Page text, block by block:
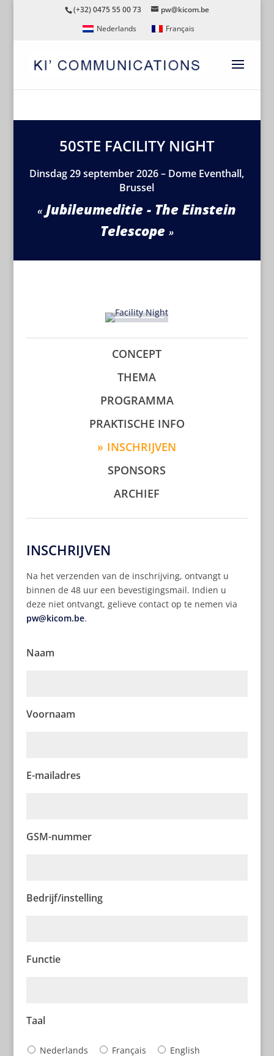
(+32) 0475 55 00 73
pw@kicom.be
Nederlands
Français
50STE FACILITY NIGHT
Dinsdag 29 september 2026 – Dome Eventhall,
Brussel
Jubileumeditie - The Einstein
Telescope
CONCEPT
THEMA
PROGRAMMA
PRAKTISCHE INFO
INSCHRIJVEN
SPONSORS
ARCHIEF
INSCHRIJVEN
Na het verzenden van de inschrijving, ontvangt u
binnen de 48 uur een bevestigingsmail. Indien u
deze niet ontvangt, gelieve contact op te nemen via
pw@kicom.be.
Naam
Voornaam
E-mailadres
GSM-nummer
Bedrijf/instelling
Functie
Taal
Nederlands Français English